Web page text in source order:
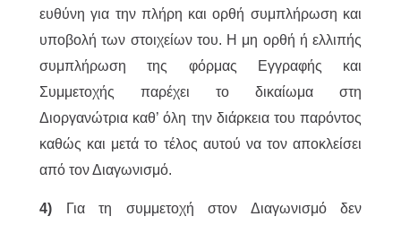
ευθύνη για την πλήρη και ορθή συμπλήρωση και
υποβολή των στοιχείων του. Η μη ορθή ή ελλιπής
συμπλήρωση της φόρμας Εγγραφής και
Συμμετοχής παρέχει το δικαίωμα στη
Διοργανώτρια καθ’ όλη την διάρκεια του παρόντος
καθώς και μετά το τέλος αυτού να τον αποκλείσει
από τον Διαγωνισμό.
4) Για τη συμμετοχή στον Διαγωνισμό δεν